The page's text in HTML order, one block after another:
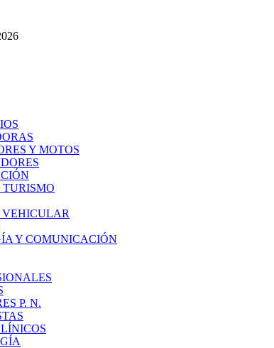
Y MOTOS
TURISMO
Y COMUNICACIÓN
P. N.